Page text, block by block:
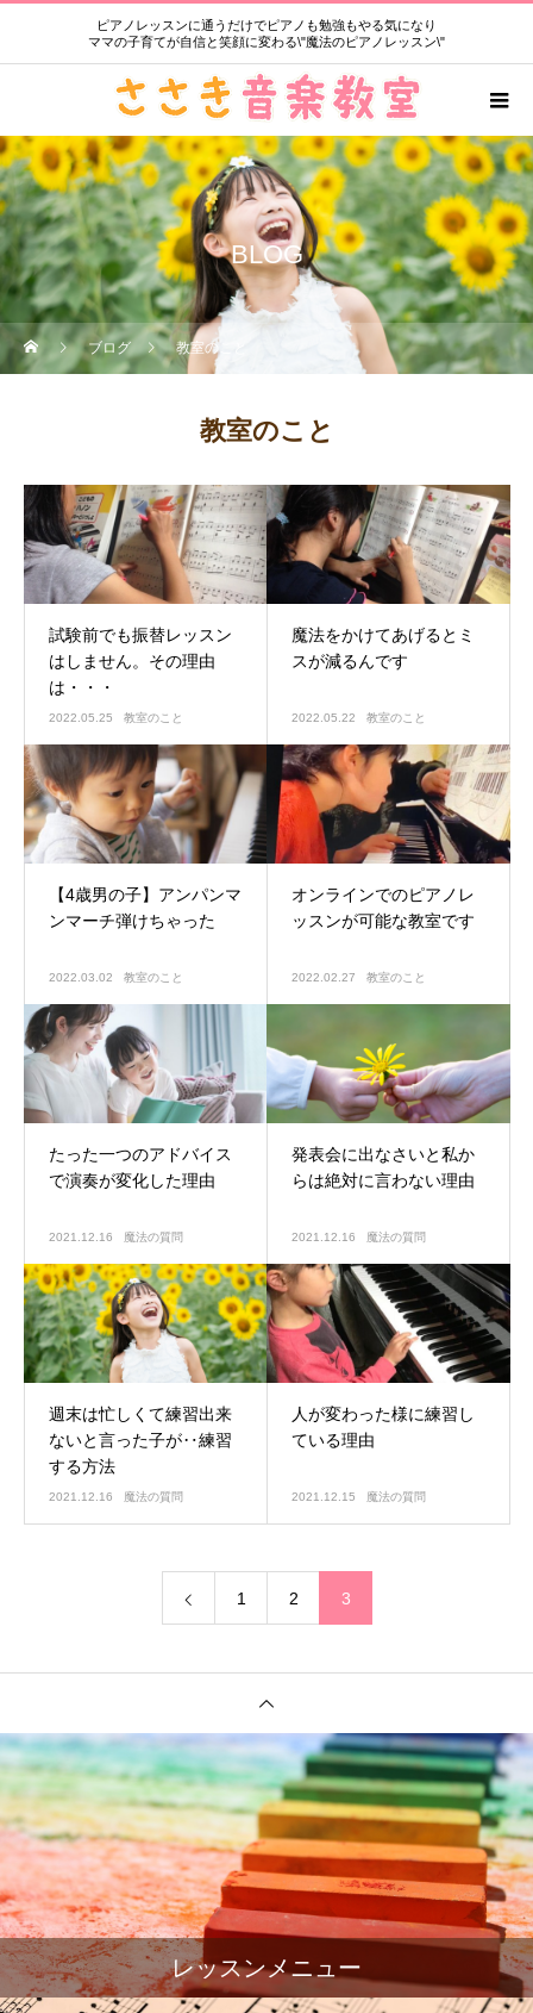
ピアノレッスンに通うだけでピアノも勉強もやる気になり
ママの子育てが自信と笑顔に変わる\"魔法のピアノレッスン\"
BLOG
ブログ 教室のこと
教室のこと
試験前でも振替レッスン
はしません。その理由
は・・・
2022.05.25 教室のこと
魔法をかけてあげるとミ
スが減るんです
2022.05.22 教室のこと
【4歳男の子】アンパンマ
ンマーチ弾けちゃった
2022.03.02 教室のこと
オンラインでのピアノレ
ッスンが可能な教室です
2022.02.27 教室のこと
たった一つのアドバイス
で演奏が変化した理由
2021.12.16 魔法の質問
発表会に出なさいと私か
らは絶対に言わない理由
2021.12.16 魔法の質問
週末は忙しくて練習出来
ないと言った子が‥練習
する方法
2021.12.16 魔法の質問
人が変わった様に練習し
ている理由
2021.12.15 魔法の質問
1 2 3
レッスンメニュー